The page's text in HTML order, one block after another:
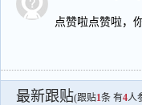
点赞啦点赞啦，
最新跟贴(跟贴1条 有4人